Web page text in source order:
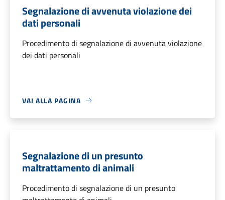
Segnalazione di avvenuta violazione dei
dati personali
Procedimento di segnalazione di avvenuta violazione
dei dati personali
VAI ALLA PAGINA
Segnalazione di un presunto
maltrattamento di animali
Procedimento di segnalazione di un presunto